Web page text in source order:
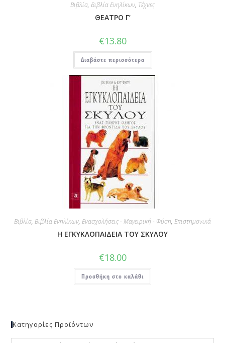
Βιβλία, Βιβλία Ενηλίκων, Τέχνες
ΘΕΑΤΡΟ Γ’
€13.80
Διαβάστε περισσότερα
Βιβλία, Βιβλία Ενηλίκων, Ενασχολήσεις - Μαγειρική - Φύση, Επιστημονικά
Η ΕΓΚΥΚΛΟΠΑΙΔΕΙΑ ΤΟΥ ΣΚΥΛΟΥ
€18.00
Προσθήκη στο καλάθι
Κατηγορίες Προϊόντων